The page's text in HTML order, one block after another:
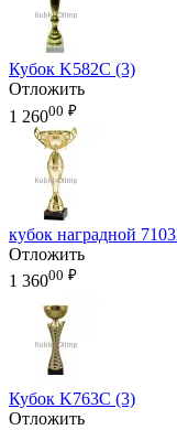
Кубок K582C (3)
Отложить
1 26000 ₽
кубок наградной
Отложить
1 36000 ₽
Кубок K763C (3)
Отложить